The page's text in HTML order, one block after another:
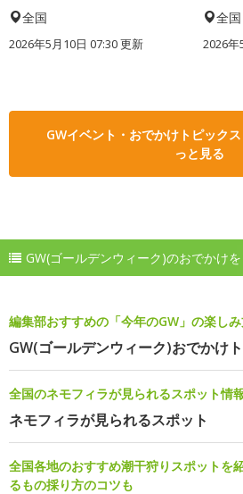
全国
2026年5月10日 07:30 更新
全国
2026年
GWイベント・おでかけトピック
っと見る
GW(ゴールデンウィーク)のおでかけ
編集部おすすめの「今年のGW」の楽し
GW(ゴールデンウィーク)おでかけ
全国のネモフィラが見られるスポット情
ネモフィラが見られるスポット
全国各地のおすすめ潮干狩りスポットを
るもの採り方のコツも